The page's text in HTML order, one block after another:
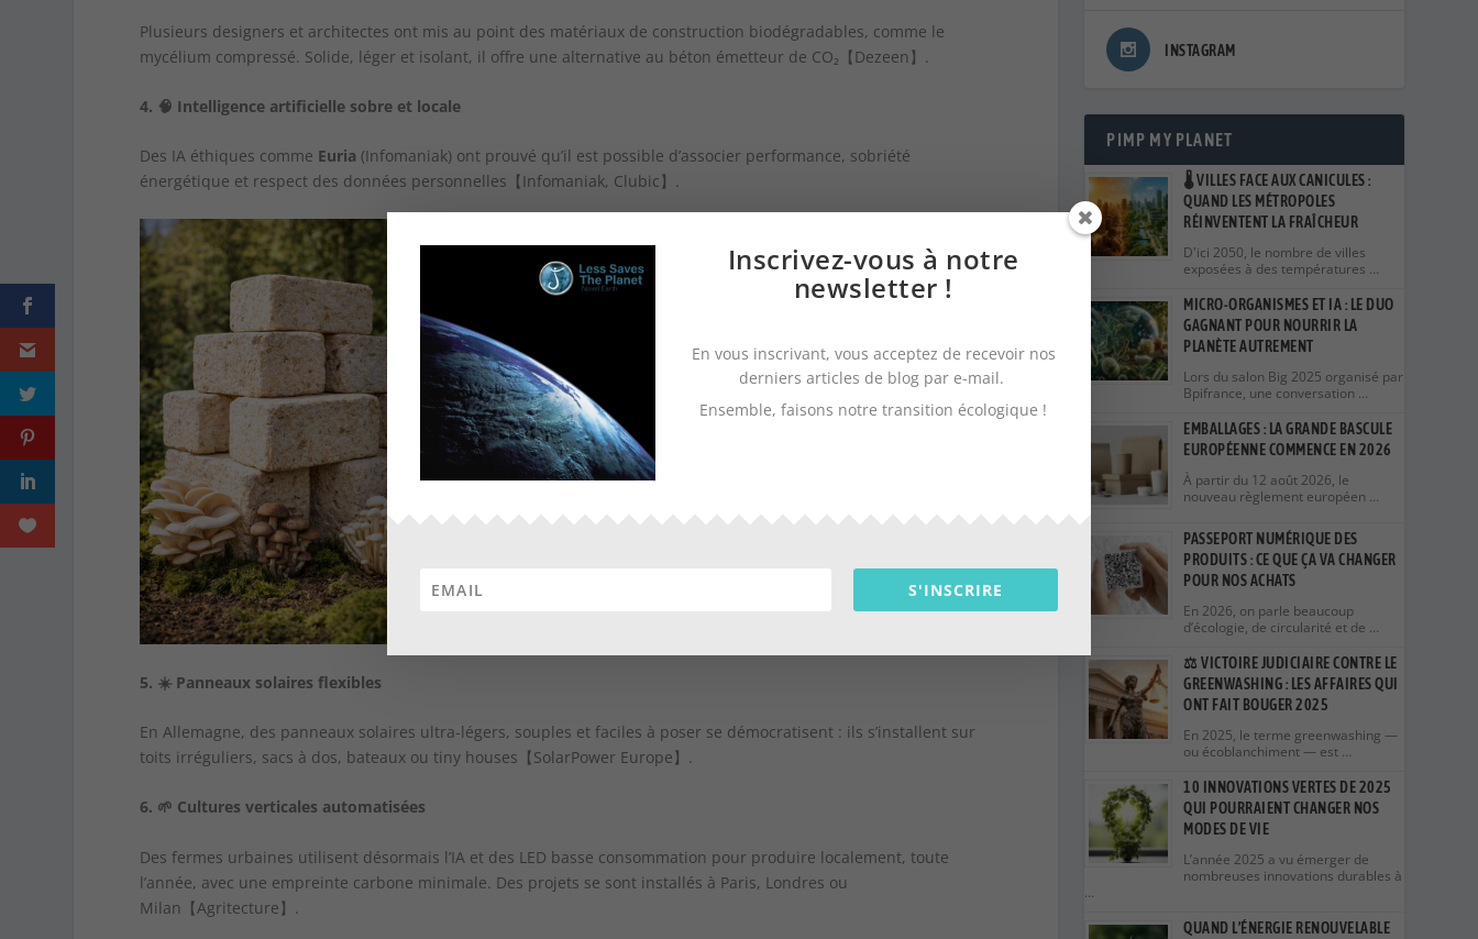
Plusieurs designers et architectes ont mis au point des matériaux de construction biodégradables, comme le
mycélium compressé. Solide, léger et isolant, il offre une alternative au béton émetteur de CO₂【Dezeen】.
4. 🧠 Intelligence artificielle sobre et locale
Des IA éthiques comme Euria (Infomaniak) ont prouvé qu’il est possible d’associer performance, sobriété
énergétique et respect des données personnelles【Infomaniak, Clubic】.
5. ☀️ Panneaux solaires flexibles
En Allemagne, des panneaux solaires ultra-légers, souples et faciles à poser se démocratisent : ils s’installent sur
toits irréguliers, sacs à dos, bateaux ou tiny houses【SolarPower Europe】.
6. 🌱 Cultures verticales automatisées
Des fermes urbaines utilisent désormais l’IA et des LED basse consommation pour produire localement, toute
l’année, avec une empreinte carbone minimale. Des projets se sont installés à Paris, Londres ou
Milan【Agritecture】.
INSTAGRAM
PIMP MY PLANET
🌡️ VILLES FACE AUX CANICULES :
QUAND LES MÉTROPOLES
RÉINVENTENT LA FRAÎCHEUR
D'ici 2050, le nombre de villes
exposées à des températures …
MICRO-ORGANISMES ET IA : LE DUO
GAGNANT POUR NOURRIR LA
PLANÈTE AUTREMENT
Lors du salon Big 2025 organisé par
Bpifrance, une conversation …
EMBALLAGES : LA GRANDE BASCULE
EUROPÉENNE COMMENCE EN 2026
À partir du 12 août 2026, le
nouveau règlement européen …
PASSEPORT NUMÉRIQUE DES
PRODUITS : CE QUE ÇA VA CHANGER
POUR NOS ACHATS
En 2026, on parle beaucoup
d’écologie, de circularité et de …
⚖️ VICTOIRE JUDICIAIRE CONTRE LE
GREENWASHING : LES AFFAIRES QUI
ONT FAIT BOUGER 2025
En 2025, le terme greenwashing —
ou écoblanchiment — est …
10 INNOVATIONS VERTES DE 2025
QUI POURRAIENT CHANGER NOS
MODES DE VIE
L’année 2025 a vu émerger de
nombreuses innovations durables à
…
QUAND L’ÉNERGIE RENOUVELABLE
Inscrivez-vous à notre
newsletter !
En vous inscrivant, vous acceptez de recevoir nos
derniers articles de blog par e-mail.
Ensemble, faisons notre transition écologique !
S'INSCRIRE